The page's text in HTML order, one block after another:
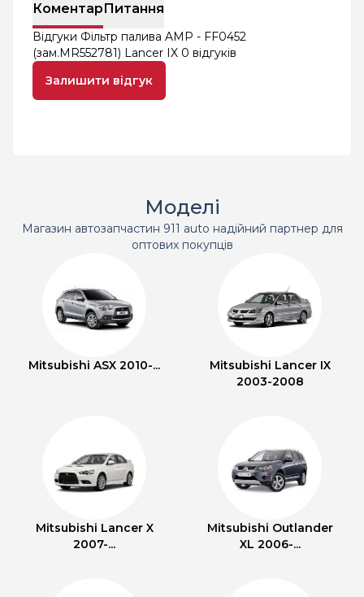
КоментарПитання
Відгуки Фільтр палива AMP - FF0452
(зам.MR552781) Lancer IX 0 відгуків
Залишити відгук
Моделі
Магазин автозапчастин 911 auto надійний партнер для
оптових покупців
Mitsubishi ASX 2010-...
Mitsubishi Lancer IX
2003-2008
Mitsubishi Lancer X
2007-...
Mitsubishi Outlander
XL 2006-...